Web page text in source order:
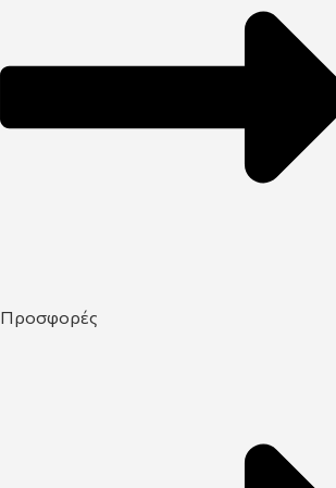
Προσφορές